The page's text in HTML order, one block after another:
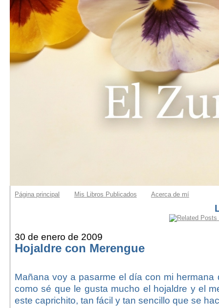
Página principal Mis Libros Publicados Acerca de mí
30 de enero de 2009
Hojaldre con Merengue
Mañana voy a pasarme el día con mi hermana
como sé que le gusta mucho el hojaldre y el
este caprichito, tan fácil y tan sencillo que se